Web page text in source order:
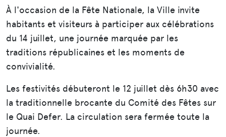
À l'occasion de la Fête Nationale, la Ville invite
habitants et visiteurs à participer aux célébrations
du 14 juillet, une journée marquée par les
traditions républicaines et les moments de
convivialité.
Les festivités débuteront le 12 juillet dès 6h30 avec
la traditionnelle brocante du Comité des Fêtes sur
le Quai Defer. La circulation sera fermée toute la
journée.